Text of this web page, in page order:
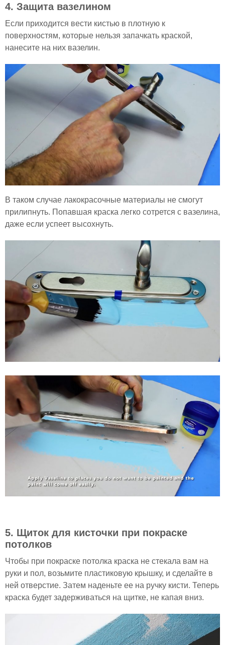
4. Защита вазелином
Если приходится вести кистью в плотную к
поверхностям, которые нельзя запачкать краской,
нанесите на них вазелин.
В таком случае лакокрасочные материалы не смогут
прилипнуть. Попавшая краска легко сотрется с вазелина,
даже если успеет высохнуть.
5. Щиток для кисточки при покраске
потолков
Чтобы при покраске потолка краска не стекала вам на
руки и пол, возьмите пластиковую крышку, и сделайте в
ней отверстие. Затем наденьте ее на ручку кисти. Теперь
краска будет задерживаться на щитке, не капая вниз.